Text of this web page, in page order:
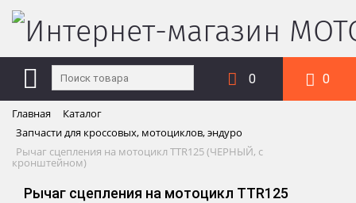
0 0
Главная
Каталог
Запчасти для кроссовых, мотоциклов, эндуро
Рычаг сцепления на мотоцикл TTR125 (ЧЕРНЫЙ, с
кронштейном)
Рычаг сцепления на мотоцикл TTR125